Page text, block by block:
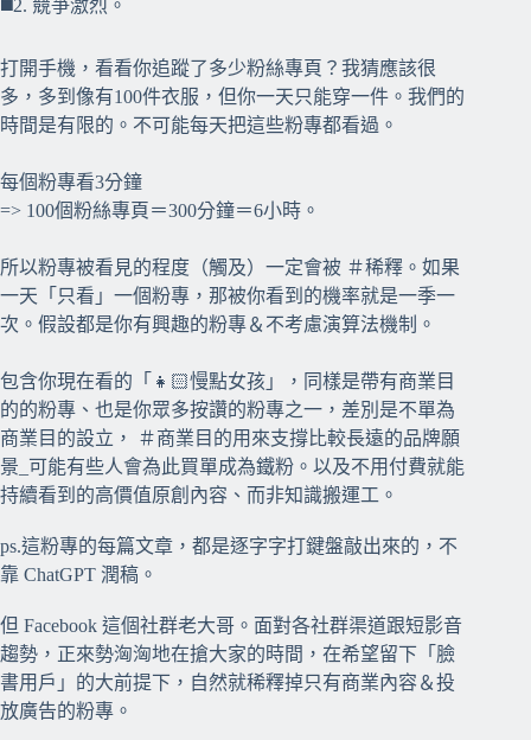
◼️2. 競爭激烈。
打開手機，看看你追蹤了多少粉絲專頁？我猜應該很
多，多到像有100件衣服，但你一天只能穿一件。我們的
時間是有限的。不可能每天把這些粉專都看過。
每個粉專看3分鐘
=> 100個粉絲專頁＝300分鐘＝6小時。
所以粉專被看見的程度（觸及）一定會被 ＃稀釋。如果
一天「只看」一個粉專，那被你看到的機率就是一季一
次。假設都是你有興趣的粉專＆不考慮演算法機制。
包含你現在看的「👧🏻慢點女孩」，同樣是帶有商業目
的的粉專、也是你眾多按讚的粉專之一，差別是不單為
商業目的設立， ＃商業目的用來支撐比較長遠的品牌願
景_可能有些人會為此買單成為鐵粉。以及不用付費就能
持續看到的高價值原創內容、而非知識搬運工。
ps.這粉專的每篇文章，都是逐字字打鍵盤敲出來的，不
靠 ChatGPT 潤稿。
但 Facebook 這個社群老大哥。面對各社群渠道跟短影音
趨勢，正來勢洶洶地在搶大家的時間，在希望留下「臉
書用戶」的大前提下，自然就稀釋掉只有商業內容＆投
放廣告的粉專。